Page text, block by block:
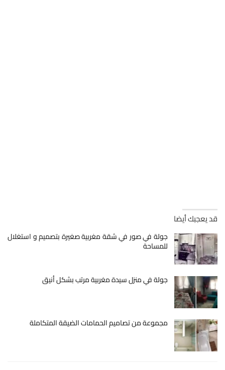
قد يعجبك أيضا
جولة في صور في شقة مغربية صغيرة بتصميم و استغلال
للمساحة
جولة في منزل سيدة مغربية مرتب بشكل أنيق
مجموعة من تصاميم الحمامات الضيقة المتكاملة